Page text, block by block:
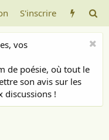
S'inscrire
vos
de poésie, où tout le
son avis sur les
discussions !